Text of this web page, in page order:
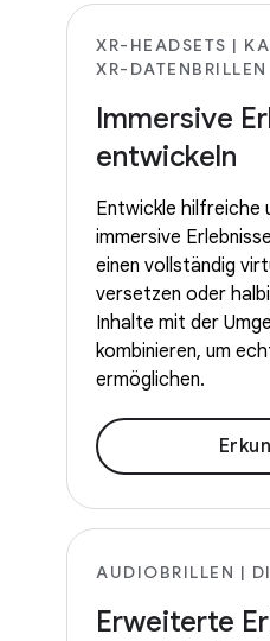
XR-HEADSETS |
XR-DATENBRILLEN
Immersive
entwickeln
Entwickle hilfreiche
immersive
einen vollständig
versetzen oder
Inhalte mit der
kombinieren, um
ermöglichen.
AUDIOBRILLEN |
Erweiterte